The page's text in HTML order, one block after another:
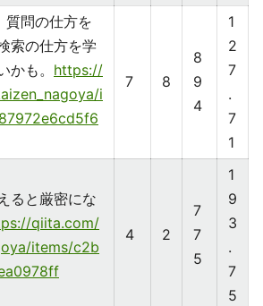
質問の仕方を
索の仕方を学
かも。 https://
i
7 8
8
9
4
1
2
7
.
7
1
ると厳密にな
qiita.com/
items/c2b
4 2
7
7
5
1
9
3
.
7
5